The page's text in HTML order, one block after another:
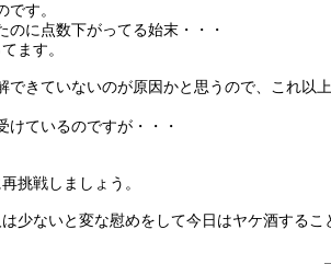
です。
のに点数下がってる始末・・・
ます。
きていないのが原因かと思うので、これ以
けているのですが・・・
挑戦しましょう。
少ないと変な慰めをして今日はヤケ酒するこ